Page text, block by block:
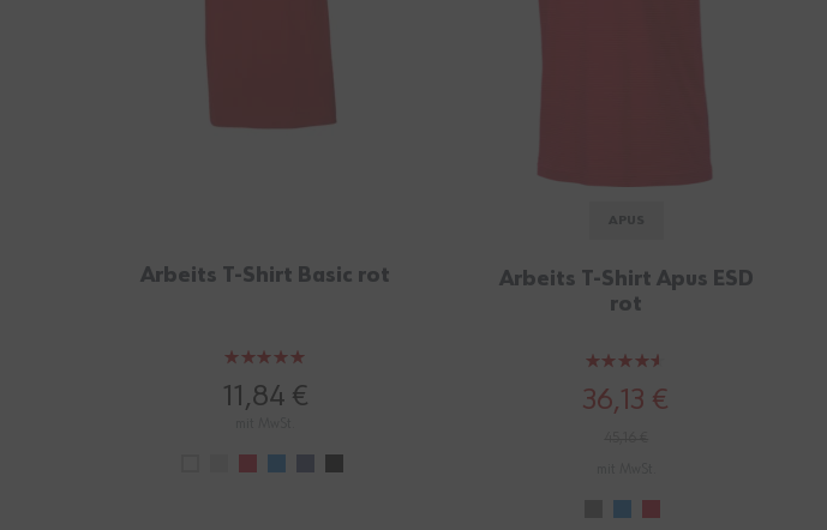
Arbeits T-Shirt Basic rot
Bewertung:
100%
11,84 €
Arbeits T-Shirt Apus ESD
rot
Bewertung:
90%
36,13 €